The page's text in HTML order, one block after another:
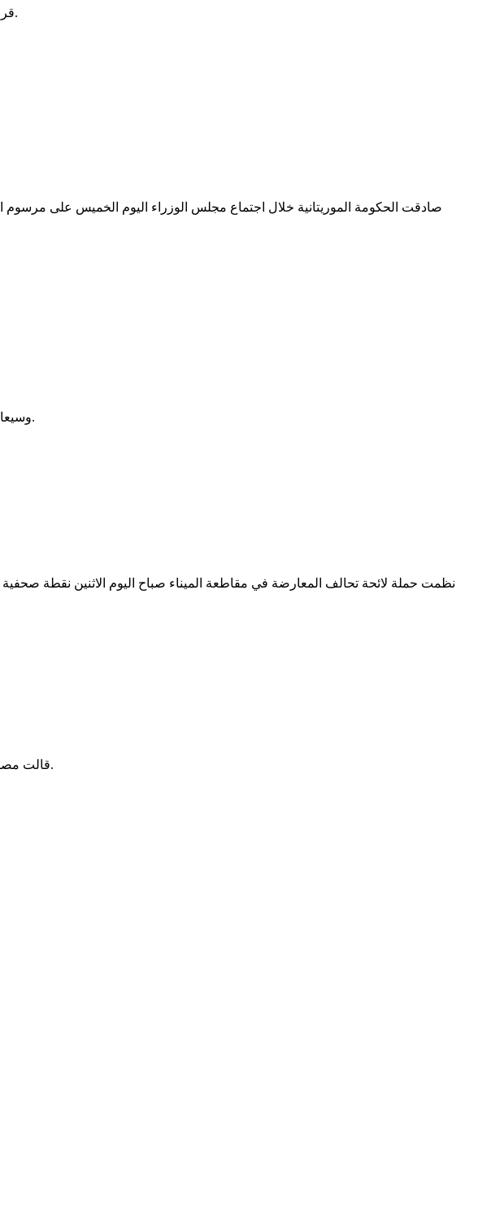
قرر تحالف المعارضة الديمقراطية خوض جولة الإعادة الثانية في مقاطعتي عرفات والميناء والمقرر تنظيمه بعد أسبوعين.
وسيعاد الشوط في عرفات بين تواصل والحزب الحاكم بينما يتم في الميناء بين لائحة تجمع أحزاب معارضة مع الحزب الحاكم.
نظمت حملة لائحة تحالف المعارضة في مقاطعة الميناء صباح اليوم الاثنين نقطة صحفية
قالت مصادر في اللجنة المستقلة للانتخابات أن لائحة أحزاب المنتدى قد حسمت بلدية الميناء بصوت واحد بعد فرز جميع المكاتب.